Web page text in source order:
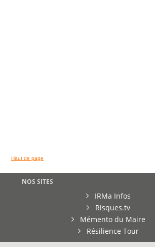
Haut de page
NOS SITES
IRMa Infos
Risques.tv
Mémento du Maire
Résilience Tour